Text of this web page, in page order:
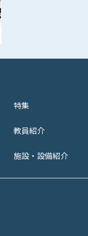
特集
教員紹介
施設・設備紹介